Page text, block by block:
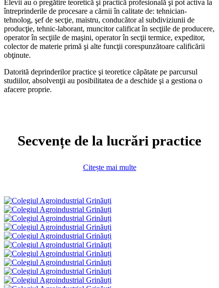
Elevii au o pregătire teoretică şi practică profesională şi pot activa la
întreprinderile de procesare a cărnii în calitate de: tehnician-
tehnolog, şef de secţie, maistru, conducător al subdiviziunii de
producţie, tehnic-laborant, muncitor calificat în secţiile de producere,
operator în secţiile de maşini, operator în secţii termice, expeditor,
colector de materie primă şi alte funcţii corespunzătoare calificării
obţinute.
Datorită deprinderilor practice şi teoretice căpătate pe parcursul
studiilor, absolvenţii au posibilitatea de a deschide şi a gestiona o
afacere proprie.
Secvențe de la lucrări practice
Citește mai multe